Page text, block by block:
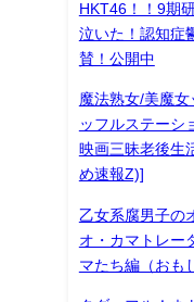
HKT46！！9期
泣いた！認知症
賛！公開中
魔法熟女/美魔女
ッフルステーシ
映画三昧老後生
め速報Z)]
乙女系腐男子の
オ・カマトレー
マたち編（おも